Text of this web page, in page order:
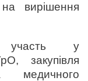
вирішення
участь у
закупівля
медичного